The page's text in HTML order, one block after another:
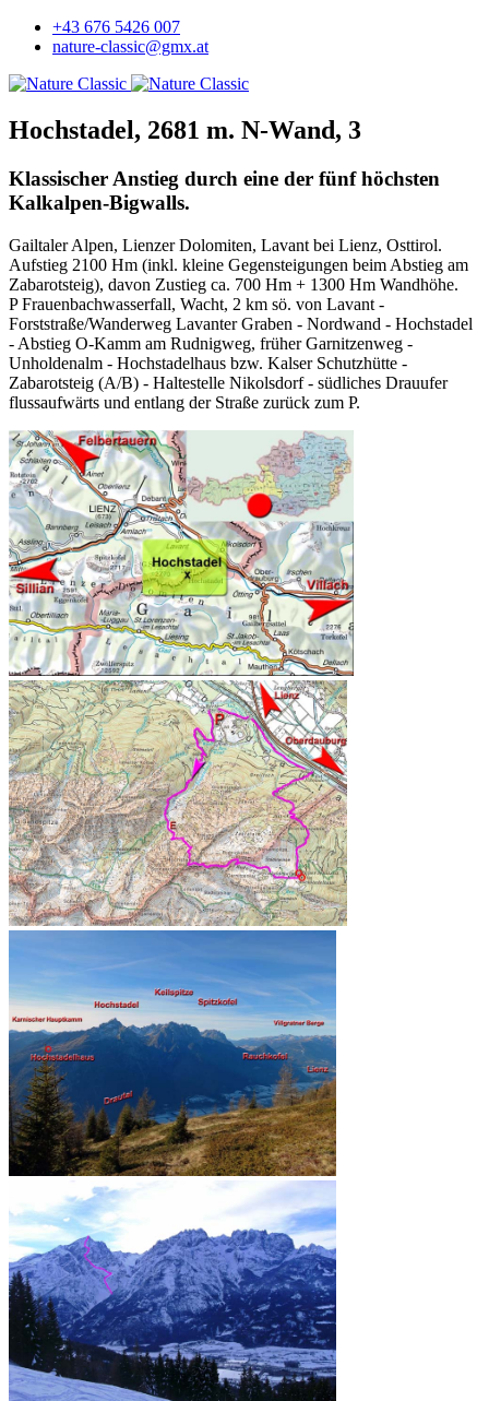
+43 676 5426 007
nature-classic@gmx.at
Hochstadel, 2681 m. N-Wand, 3
Klassischer Anstieg durch eine der fünf höchsten
Kalkalpen-Bigwalls.
Gailtaler Alpen, Lienzer Dolomiten, Lavant bei Lienz, Osttirol.
Aufstieg 2100 Hm (inkl. kleine Gegensteigungen beim Abstieg am
Zabarotsteig), davon Zustieg ca. 700 Hm + 1300 Hm Wandhöhe.
P Frauenbachwasserfall, Wacht, 2 km sö. von Lavant -
Forststraße/Wanderweg Lavanter Graben - Nordwand - Hochstadel
- Abstieg O-Kamm am Rudnigweg, früher Garnitzenweg -
Unholdenalm - Hochstadelhaus bzw. Kalser Schutzhütte -
Zabarotsteig (A/B) - Haltestelle Nikolsdorf - südliches Drauufer
flussaufwärts und entlang der Straße zurück zum P.